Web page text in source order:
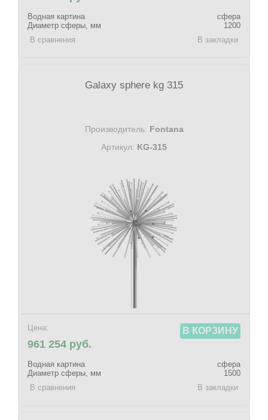
Водная картина
сфера
Диаметр сферы, мм
1200
В сравнения
В закладки
Galaxy sphere kg 315
Производитель: Fontana
Артикул: KG-315
Цена:
961 254 руб.
В КОРЗИНУ
Водная картина
сфера
Диаметр сферы, мм
1500
В сравнения
В закладки